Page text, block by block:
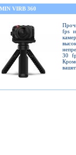
VIRB 360
fps и
30